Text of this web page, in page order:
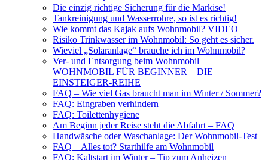
Die einzig richtige Sicherung für die Markise!
Tankreinigung und Wasserrohre, so ist es richtig!
Wie kommt das Kajak aufs Wohnmobil? VIDEO
Risiko Trinkwasser im Wohnmobil: So geht es sicher.
Wieviel „Solaranlage“ brauche ich im Wohnmobil?
Ver- und Entsorgung beim Wohnmobil –
WOHNMOBIL FÜR BEGINNER – DIE
EINSTEIGER-REIHE
FAQ – Wie viel Gas braucht man im Winter / Sommer?
FAQ: Eingraben verhindern
FAQ: Toilettenhygiene
Am Beginn jeder Reise steht die Abfahrt – FAQ
Handwäsche oder Waschanlage: Der Wohnmobil-Test
FAQ – Alles tot? Starthilfe am Wohnmobil
FAQ: Kaltstart im Winter – Tip zum Anheizen